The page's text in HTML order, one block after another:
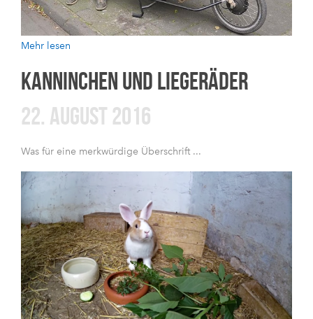
Mehr lesen
KANNINCHEN UND LIEGERÄDER
22. AUGUST 2016
Was für eine merkwürdige Überschrift ...